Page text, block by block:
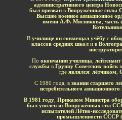
административного центра
был призван в Вооружённые силы
Высшее военное авиационное
имени А.Ф. Мясникова
часть
В училище он совмещал учёбу с
классов средних школ и в
По окончании училища лейтенант
службы в Группу Советских войск
где являлся: лётчиком
С 1980 года, в звании старшего
истребительного
В 1981 году, Приказом Министра
был уволен из Вооружённых сил
испытателей Лётно-
промышленности СССР